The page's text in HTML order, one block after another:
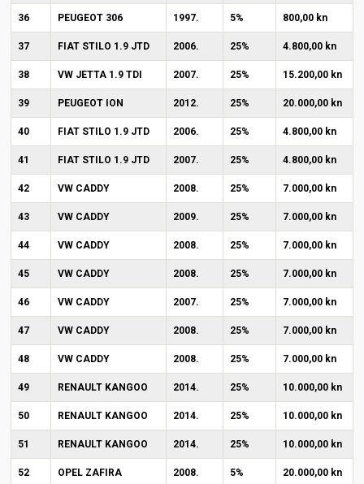
36 PEUGEOT 306 1997. 5% 800,00 kn
37 FIAT STILO 1.9 JTD 2006. 25% 4.800,00 kn
38 VW JETTA 1.9 TDI 2007. 25% 15.200,00 kn
39 PEUGEOT ION 2012. 25% 20.000,00 kn
40 FIAT STILO 1.9 JTD 2006. 25% 4.800,00 kn
41 FIAT STILO 1.9 JTD 2007. 25% 4.800,00 kn
42 VW CADDY 2008. 25% 7.000,00 kn
43 VW CADDY 2009. 25% 7.000,00 kn
44 VW CADDY 2008. 25% 7.000,00 kn
45 VW CADDY 2008. 25% 7.000,00 kn
46 VW CADDY 2007. 25% 7.000,00 kn
47 VW CADDY 2008. 25% 7.000,00 kn
48 VW CADDY 2008. 25% 7.000,00 kn
49 RENAULT KANGOO 2014. 25% 10.000,00 kn
50 RENAULT KANGOO 2014. 25% 10.000,00 kn
51 RENAULT KANGOO 2014. 25% 10.000,00 kn
52 OPEL ZAFIRA 2008. 5% 20.000,00 kn